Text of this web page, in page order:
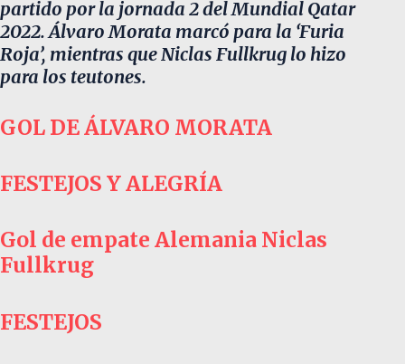
partido por la jornada 2 del Mundial Qatar
2022. Álvaro Morata marcó para la ‘Furia
Roja’, mientras que Niclas Fullkrug lo hizo
para los teutones.
GOL DE ÁLVARO MORATA
FESTEJOS Y ALEGRÍA
Gol de empate Alemania Niclas
Fullkrug
FESTEJOS